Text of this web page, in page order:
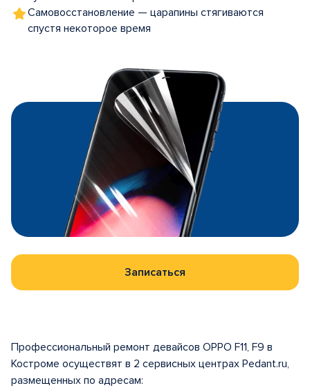
Самовосстановление — царапины стягиваются
спустя некоторое время
Записаться
Профессиональный ремонт девайсов OPPO F11, F9 в
Костроме осуществят в 2 сервисных центрах Pedant.ru,
размещенных по адресам: